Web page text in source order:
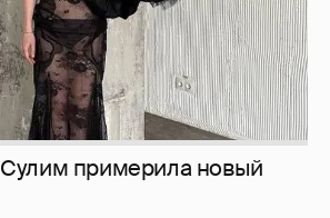
примерила новый